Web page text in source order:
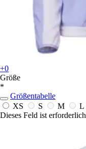
+0
Größe
*
Größentabelle
XS
S M L
Dieses Feld ist erforderlich